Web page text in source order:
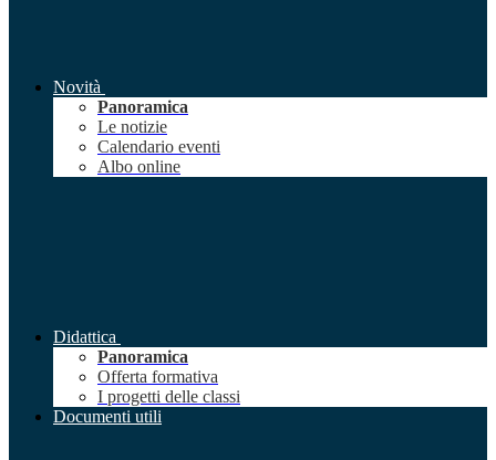
Novità
Panoramica
Le notizie
Calendario eventi
Albo online
Didattica
Panoramica
Offerta formativa
I progetti delle classi
Documenti utili